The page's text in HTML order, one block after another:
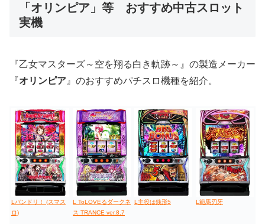
値下げ台
「オリンピア」等 おすすめ中古スロット
実機
『乙女マスターズ～空を翔る白き軌跡～』の製造メーカー
『オリンピア 』のおすすめパチスロ機種を紹介。
Lバンドリ！ (スマス
ロ)
L ToLOVEるダークネ
ス TRANCE ver.8.7
L主役は銭形5 L範馬刃牙